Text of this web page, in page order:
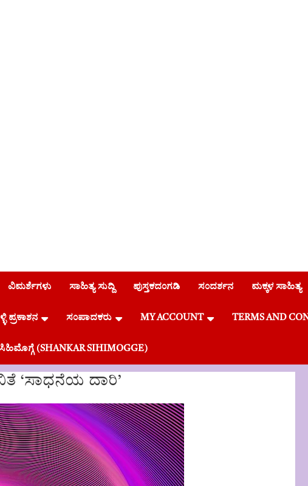
ವಿಮರ್ಶೆಗಳು ಸಾಹಿತ್ಯ ಸುದ್ದಿ ಪುಸ್ತಕದಂಗಡಿ ಸಂದರ್ಶನ ಮಕ್ಕಳ ಸಾಹಿತ್ಯ
ಪ್ರಕಾಶನ ಸಂಪಾದಕರು MY ACCOUNT TERMS AND
(SHANKAR SIHIMOGGE)
‘ಸಾಧನೆಯ ದಾರಿ’